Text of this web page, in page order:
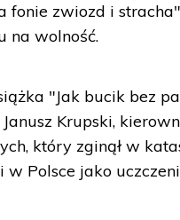
fonie zwiozd i
na wolność.
"Jak bucik bez
Krupski,
który zginął w
Polsce jako